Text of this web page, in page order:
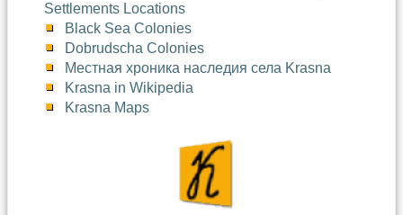
Settlements Locations
Black Sea Colonies
Dobrudscha Colonies
Местная хроника наследия села Krasna
Krasna in Wikipedia
Krasna Maps